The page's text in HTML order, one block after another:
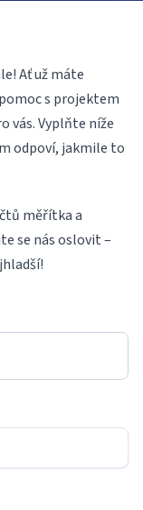
Ať už máte
s projektem
vás. Vyplňte níže
odpoví, jakmile to
měřítka a
se nás oslovit –